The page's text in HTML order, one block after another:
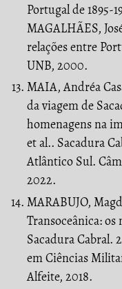
Portugal de 1895-
MAGALHÃES,
relações entre
UNB, 2000.
MAIA, Andréa
da viagem de
homenagens na
et al.. Sacadura
Atlântico Sul.
2022.
MARABUJO,
Transoceânica:
Sacadura Cabral.
em Ciências
Alfeite, 2018.